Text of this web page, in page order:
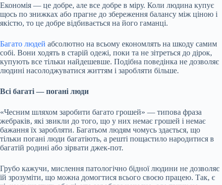
Економія — це добре, але все добре в міру. Коли людина купує
щось по знижках або прагне до збереження балансу між ціною і
якістю, то це добре відбивається на його гаманці.
Багато людей абсолютно на всьому економлять на шкоду самим
собі. Вони ходять в старій одежі, поки та не зітреться до дірок,
купують все тільки найдешевше. Подібна поведінка не дозволяє
людині насолоджуватися життям і заробляти більше.
Всі багаті — погані люди
«Чесним шляхом заробити багато грошей» — типова фраза
жебраків, які звикли до того, що у них немає грошей і немає
бажання їх заробляти. Багатьом людям чомусь здається, що
тільки погані люди багатіють, а решті пощастило народитися в
багатій родині або зірвати джек-пот.
Грубо кажучи, мислення патологічно бідної людини не дозволяє
їй зрозуміти, що можна домогтися всього своєю працею. Так, є